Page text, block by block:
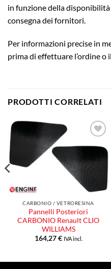
in funzione della
consegna dei fornitori.
Per informazioni precise in
prima di effettuare l’ordine o
PRODOTTI CORRELATI
CARBONIO / VETRORESINA
Pannelli Posteriori
CARBONIO Renault CLIO
WILLIAMS
164,27€ IVA incl.